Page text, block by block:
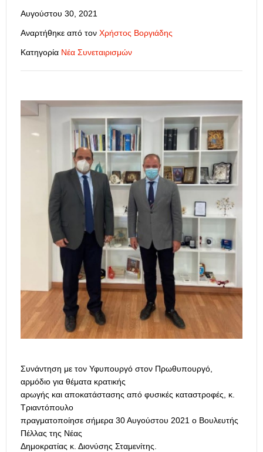
Αυγούστου 30, 2021
Αναρτήθηκε από τον Χρήστος Βοργιάδης
Κατηγορία Νέα Συνεταιρισμών
Συνάντηση με τον Υφυπουργό στον Πρωθυπουργό,
αρμόδιο για θέματα κρατικής
αρωγής και αποκατάστασης από φυσικές καταστροφές, κ.
Τριαντόπουλο
πραγματοποίησε σήμερα 30 Αυγούστου 2021 ο Βουλευτής
Πέλλας της Νέας
Δημοκρατίας κ. Διονύσης Σταμενίτης.